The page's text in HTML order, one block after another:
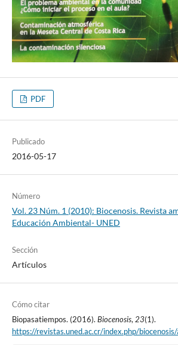
PDF
Publicado
2016-05-17
Número
Vol. 23 Núm. 1 (2010): Biocenosis. Revista
Educación Ambiental- UNED
Sección
Artículos
Cómo citar
Biopasatiempos. (2016). Biocenosis,23(1).
https://revistas.uned.ac.cr/index.php/